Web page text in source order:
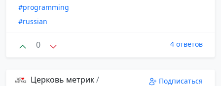
#programming
#russian
0 4 ответов
Церковь метрик/
Подписаться